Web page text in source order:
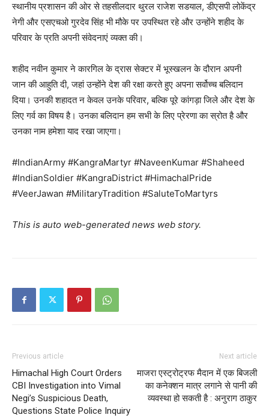
News Week
SUBSCRIBE NOW
स्थानीय प्रशासन की ओर से तहसीलदार थुरल राजेश सडयाल, डीएसपी लोकेंद्र
नेगी और एसएचओ गुरदेव सिंह भी मौके पर उपस्थित रहे और उन्होंने शहीद के
परिवार के प्रति अपनी संवेदनाएं व्यक्त की।
शहीद नवीन कुमार ने कारगिल के द्रास सेक्टर में भूस्खलन के दौरान अपनी
जान की आहुति दी, जहां उन्होंने देश की रक्षा करते हुए अपना सर्वोच्च बलिदान
दिया। उनकी शहादत न केवल उनके परिवार, बल्कि पूरे कांगड़ा जिले और देश के
लिए गर्व का विषय है। उनका बलिदान हम सभी के लिए प्रेरणा का स्रोत है और
उनका नाम हमेशा याद रखा जाएगा।
#IndianArmy #KangraMartyr #NaveenKumar #Shaheed
#IndianSoldier #KangraDistrict #HimachalPride
#VeerJawan #MilitaryTradition #SaluteToMartyrs
This is auto web-generated news web story.
Previous article
Himachal High Court Orders
CBI Investigation into Vimal
Negi’s Suspicious Death,
Questions State Police Inquiry
Next article
माजरा एस्ट्रोट्रफ मैदान में एक बिजली
का कनेक्शन मात्र लगाने से पानी की
व्यवस्था हो सकती है : अनुराग ठाकुर